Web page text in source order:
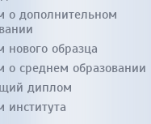
о дополнительном
нового образца
о среднем образовании
диплом
института